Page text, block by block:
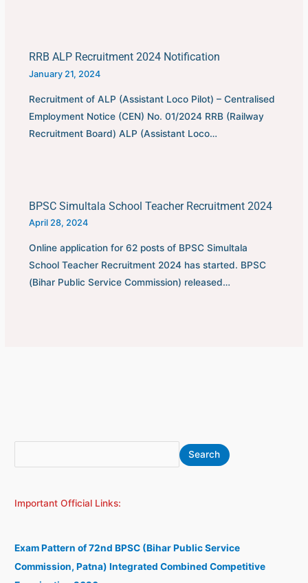
RRB ALP Recruitment 2024 Notification
January 21, 2024
Recruitment of ALP (Assistant Loco Pilot) – Centralised
Employment Notice (CEN) No. 01/2024 RRB (Railway
Recruitment Board) ALP (Assistant Loco…
BPSC Simultala School Teacher Recruitment 2024
April 28, 2024
Online application for 62 posts of BPSC Simultala
School Teacher Recruitment 2024 has started. BPSC
(Bihar Public Service Commission) released…
e
r
h
Search
Important Official Links:
Exam Pattern of 72nd BPSC (Bihar Public Service
Commission, Patna) Integrated Combined Competitive
r
h
v
e
s